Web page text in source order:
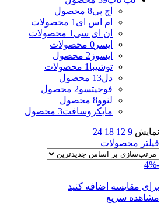
اچ پی8 محصول
ام اس ای 1 محصولات
ان ای سی 1 محصولات
ایسر 0 محصولات
ایسوز 2 محصول
توشیبا 1 محصولات
دل13 محصول
فوجیتسو2 محصول
لنوو8 محصول
مایکروسافت3 محصول
نمایش 9
12
18
24
فیلتر محصولات
-4%
برای مقایسه اضافه کنید
مشاهده سریع